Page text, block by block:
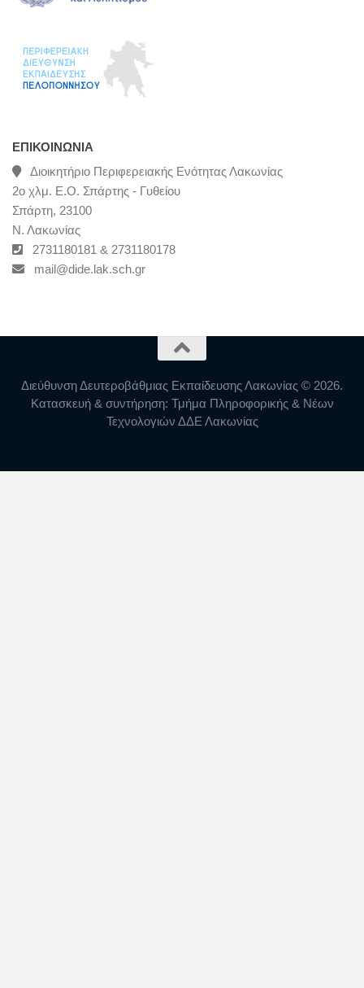
ΕΠΙΚΟΙΝΩΝΊΑ
Διοικητήριο Περιφερειακής Ενότητας Λακωνίας
2ο χλμ. Ε.Ο. Σπάρτης - Γυθείου
Σπάρτη, 23100
Ν. Λακωνίας
2731180181 & 2731180178
mail@dide.lak.sch.gr
Διεύθυνση Δευτεροβάθμιας Εκπαίδευσης Λακωνίας © 2026.
Κατασκευή & συντήρηση: Τμήμα Πληροφορικής & Νέων
Τεχνολογιών ΔΔΕ Λακωνίας